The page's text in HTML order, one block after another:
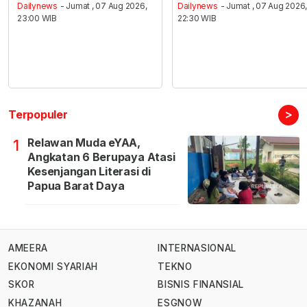
Dailynews - Jumat , 07 Aug 2026,
23:00 WIB
Dailynews - Jumat , 07 Aug 2026,
22:30 WIB
Terpopuler >
1
Relawan Muda eYAA,
Angkatan 6 Berupaya Atasi
Kesenjangan Literasi di
Papua Barat Daya
AMEERA
EKONOMI SYARIAH
SKOR
KHAZANAH
INTERNASIONAL
TEKNO
BISNIS FINANSIAL
ESGNOW